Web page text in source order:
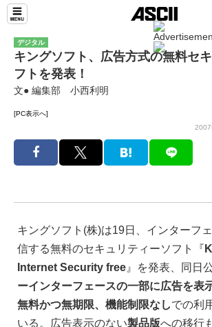
デジタル
キングソフト、広告方式の無料セ
フトを発表！
文● 編集部 小西利明
[PC表示へ]
2007
キングソフト(株)は19日、インターフ
信する無料のセキュリティーソフト『
Internet Security free 』を発表、同日
ーインターフェースの一部に広告を表
無料かつ無期限、機能制限なしでの利
いる。広告表示のない製品版への移行